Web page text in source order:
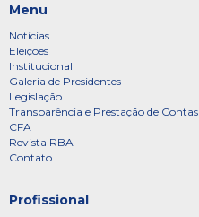
Menu
Notícias
Eleições
Institucional
Galeria de Presidentes
Legislação
Transparência e Prestação de Contas
CFA
Revista RBA
Contato
Profissional